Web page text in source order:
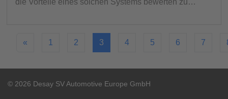
« 1 2 3 4 5 6 7
© 2026 Desay SV Automotive Europe GmbH